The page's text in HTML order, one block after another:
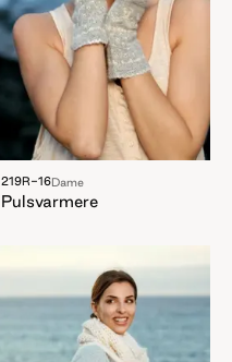
219R-16Dame
Pulsvarmere